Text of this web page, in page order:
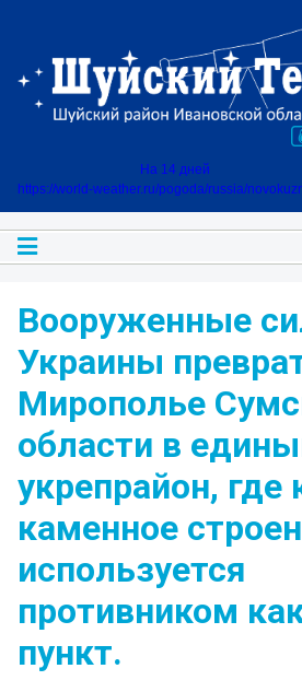
На 14 дней
https://world-weather.ru/pogoda/russia/
Вооруженные
Украины
Мирополье
области в
укрепрайон,
каменное
используется
противником
пункт.